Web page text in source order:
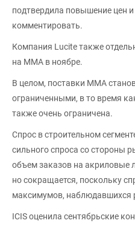
подтвердила повышение цен
комментировать.
Компания Lucite также
на ММА в ноябре.
В целом, поставки ММА
ограниченными, в то время
также очень ограничена.
Спрос в строительном
сильного спроса со стороны
объем заказов на акриловые
но сокращается, поскольку
максимумов, наблюдавшихся
ICIS оценила сентябрьские